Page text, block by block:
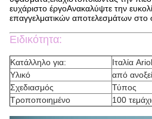
ευχάριστο έργοΑνακαλύψτε την
επαγγελματικών αποτελεσμάτων στο
Ειδικότητα:
Κατάλληλο για:
Ιταλία
Υλικό
από
Σχεδιασμός
Τύπος
Τροποποιημένο
100